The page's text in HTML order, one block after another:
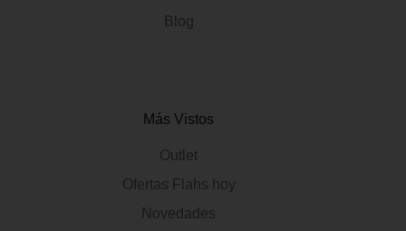
Blog
Más Vistos
Outlet
Ofertas Flahs hoy
Novedades